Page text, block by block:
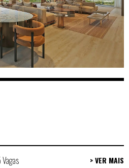
Vagas > VER MAIS